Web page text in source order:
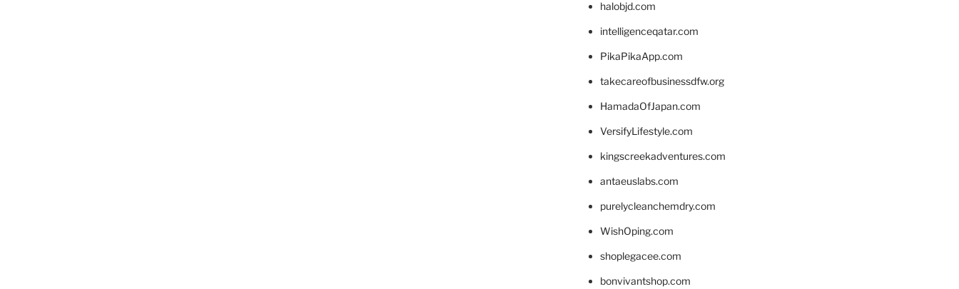
halobjd.com
intelligenceqatar.com
PikaPikaApp.com
takecareofbusinessdfw.org
HamadaOfJapan.com
VersifyLifestyle.com
kingscreekadventures.com
antaeuslabs.com
purelycleanchemdry.com
WishOping.com
shoplegacee.com
bonvivantshop.com